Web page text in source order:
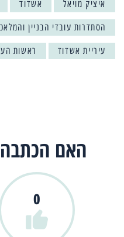
איציק מויאל אשדוד
הסתדרות עובדי הבניין
עיריית אשדוד ראשות
האם הכתבה
0